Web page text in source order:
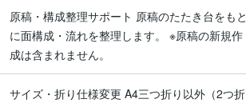
原稿・構成整理サポート 原稿のたたき台をもと
に面構成・流れを整理します。 ※原稿の新規作
成は含まれません。
サイズ・折り仕様変更 A4三つ折り以外（2つ折